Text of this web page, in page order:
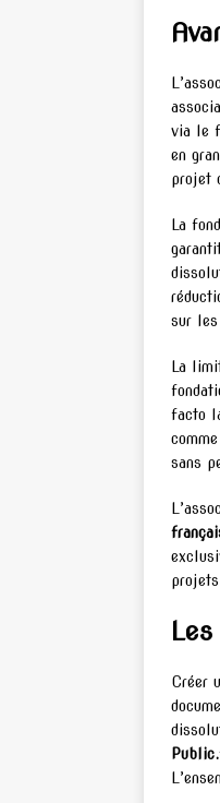
via le
en
projet
La
sur
La
facto
sans
Créer